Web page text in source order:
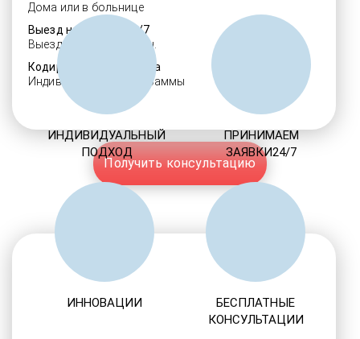
Дома или в больнице
Выезд нарколога 24/7
Выезд в течение 30 мин.
Кодировка алкоголизма
Индивидуальные программы
Получить консультацию
ИНДИВИДУАЛЬНЫЙ
ПОДХОД
ПРИНИМАЕМ
ЗАЯВКИ24/7
ИННОВАЦИИ
БЕСПЛАТНЫЕ
КОНСУЛЬТАЦИИ